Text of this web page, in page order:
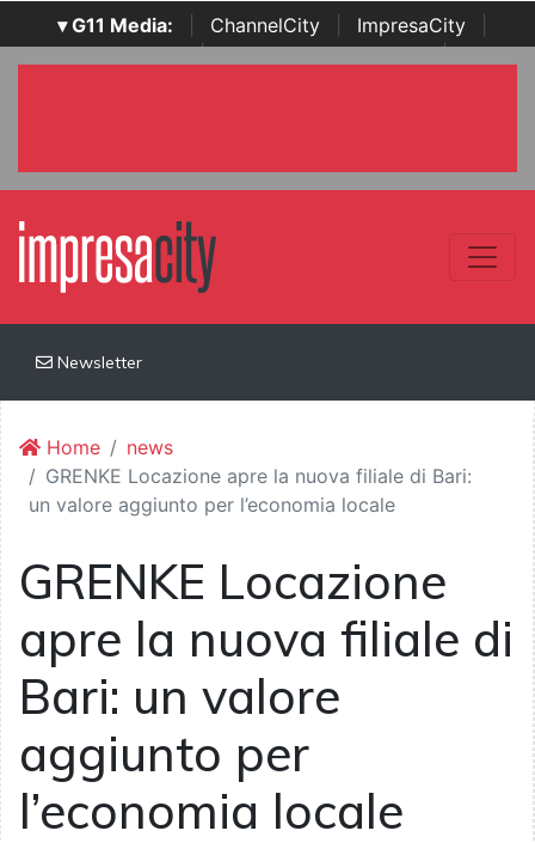
▾ G11 Media: ChannelCity ImpresaCity
SecurityOpenLab | Italian Channel Awards | Italian
Newsletter
Home
news
GRENKE Locazione apre la nuova filiale di Bari:
un valore aggiunto per l’economia locale
GRENKE Locazione
apre la nuova filiale di
Bari: un valore
aggiunto per
l’economia locale